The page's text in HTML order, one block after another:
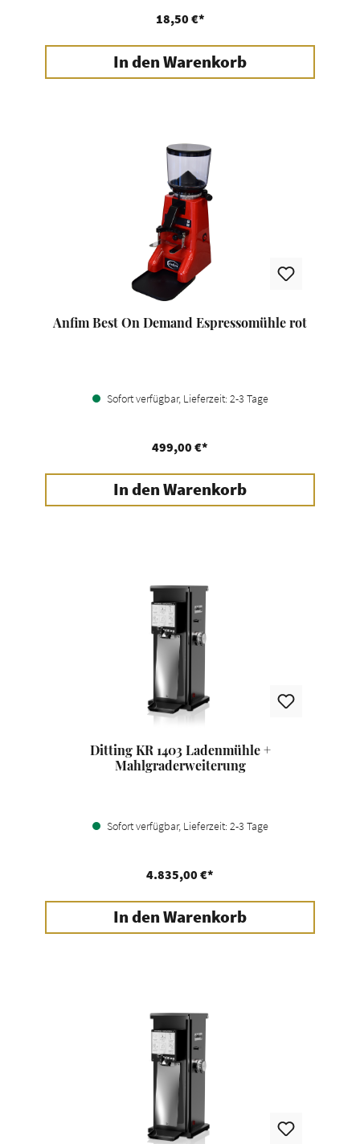
18,50 €*
In den Warenkorb
Anfim Best On Demand Espressomühle rot
Sofort verfügbar, Lieferzeit: 2-3 Tage
499,00 €*
In den Warenkorb
Ditting KR 1403 Ladenmühle +
Mahlgraderweiterung
Sofort verfügbar, Lieferzeit: 2-3 Tage
4.835,00 €*
In den Warenkorb